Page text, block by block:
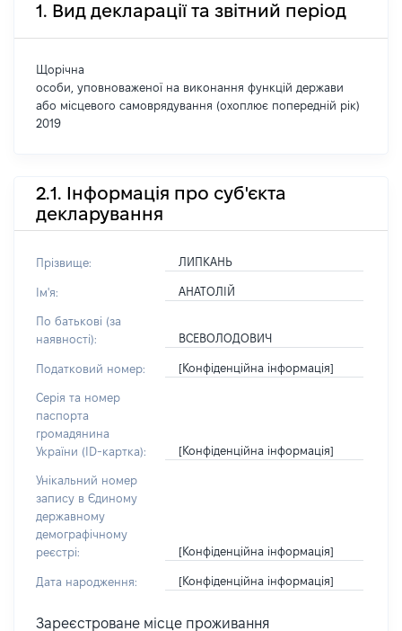
1. Вид декларації та звітний період
Щорічна
особи, уповноваженої на виконання функцій держави
або місцевого самоврядування (охоплює попередній рік)
2019
2.1. Інформація про суб'єкта
декларування
Прізвище: ЛИПКАНЬ
Ім'я: АНАТОЛІЙ
По батькові (за
наявності):
ВСЕВОЛОДОВИЧ
Податковий номер: [Конфіденційна інформація]
Серія та номер
паспорта
громадянина
України (ID-картка):
[Конфіденційна інформація]
Унікальний номер
запису в Єдиному
державному
демографічному
реєстрі:
[Конфіденційна інформація]
Дата народження: [Конфіденційна інформація]
Зареєстроване місце проживання